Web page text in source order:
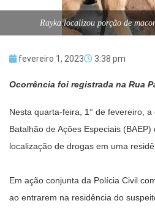
Rayka localizou porção de
fevereiro 1, 2023 3:38 pm
Ocorrência foi registrada na Rua
Nesta quarta-feira, 1° de fevereiro,
Batalhão de Ações Especiais (BAEP)
localização de drogas em uma
Em ação conjunta da Polícia Civil
ao entrarem na residência do